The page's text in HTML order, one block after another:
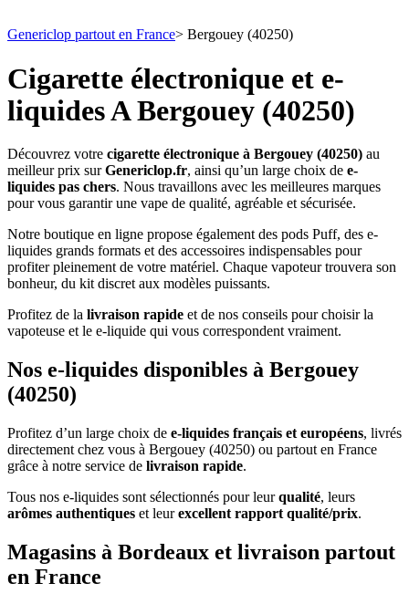
Genericlop partout en France> Bergouey (40250)
Cigarette électronique et e-
liquides A Bergouey (40250)
Découvrez votre cigarette électronique à Bergouey (40250) au
meilleur prix surGenericlop.fr, ainsi qu’un large choix de e-
liquides pas chers. Nous travaillons avec les meilleures marques
pour vous garantir une vape de qualité, agréable et sécurisée.
Notre boutique en ligne propose également des pods Puff, des e-
liquides grands formats et des accessoires indispensables pour
profiter pleinement de votre matériel. Chaque vapoteur trouvera son
bonheur, du kit discret aux modèles puissants.
Profitez de la livraison rapide et de nos conseils pour choisir la
vapoteuse et le e-liquide qui vous correspondent vraiment.
Nos e-liquides disponibles à Bergouey
(40250)
Profitez d’un large choix de e-liquides français et européens, livrés
directement chez vous à Bergouey (40250) ou partout en France
grâce à notre service de livraison rapide.
Tous nos e-liquides sont sélectionnés pour leurqualité, leurs
arômes authentiques et leurexcellent rapport qualité/prix.
Magasins à Bordeaux et livraison partout
en France